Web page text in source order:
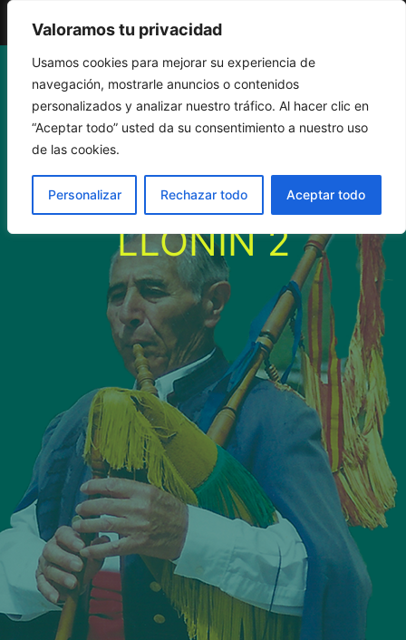
Valoramos tu privacidad
Usamos cookies para mejorar su experiencia de
navegación, mostrarle anuncios o contenidos
personalizados y analizar nuestro tráfico. Al hacer clic en
“Aceptar todo” usted da su consentimiento a nuestro uso
de las cookies.
Personalizar Rechazar todo Aceptar todo
Saltar
contenido
PANCHO GALAN,
EL GAITERU DE
LLONIN 2
El Gaiteru de Llonin